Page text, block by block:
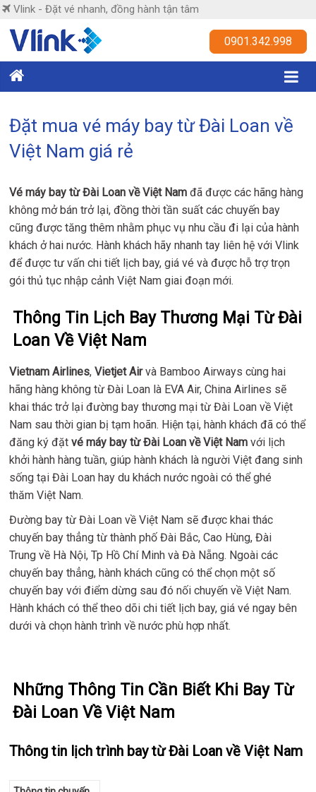
Skip
content
Vlink - Đặt vé nhanh, đồng hành tận tâm
Vlink
nhanh,
đồng
hành
tâm
0901.342.998
Đặt mua vé máy bay từ Đài Loan về
Việt Nam giá rẻ
Vé máy bay từ Đài Loan về Việt Nam đã được các hãng hàng
không mở bán trở lại, đồng thời tần suất các chuyến bay
cũng được tăng thêm nhằm phục vụ nhu cầu đi lại của hành
khách ở hai nước. Hành khách hãy nhanh tay liên hệ với Vlink
để được tư vấn chi tiết lịch bay, giá vé và được hỗ trợ trọn
gói thủ tục nhập cảnh Việt Nam giai đoạn mới.
Thông Tin Lịch Bay Thương Mại Từ Đài
Loan Về Việt Nam
Vietnam Airlines,Vietjet Airvà Bamboo Airways cùng hai
hãng hàng không từ Đài Loan là EVA Air, China Airlines sẽ
khai thác trở lại đường bay thương mại từ Đài Loan về Việt
Nam sau thời gian bị tạm hoãn. Hiện tại, hành khách đã có thể
đăng ký đặtvé máy bay từ Đài Loan về Việt Nam với lịch
khởi hành hàng tuần, giúp hành khách là người Việt đang sinh
sống tại Đài Loan hay du khách nước ngoài có thể ghé
thăm Việt Nam.
Đường bay từ Đài Loan về Việt Nam sẽ được khai thác
chuyến bay thẳng từ thành phố Đài Bắc, Cao Hùng, Đài
Trung về Hà Nội, Tp Hồ Chí Minh và Đà Nẵng. Ngoài các
chuyến bay thẳng, hành khách cũng có thể chọn một số
chuyến bay với điểm dừng sau đó nối chuyến về Việt Nam.
Hành khách có thể theo dõi chi tiết lịch bay, giá vé ngay bên
dưới và chọn hành trình về nước phù hợp nhất.
Những Thông Tin Cần Biết Khi Bay Từ
Đài Loan Về Việt Nam
Thông tin lịch trình bay từ Đài Loan về Việt Nam